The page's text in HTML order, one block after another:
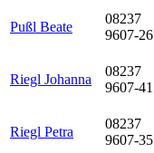
Pußl Beate
08237
9607-26
Riegl Johanna
08237
9607-41
Riegl Petra
08237
9607-35